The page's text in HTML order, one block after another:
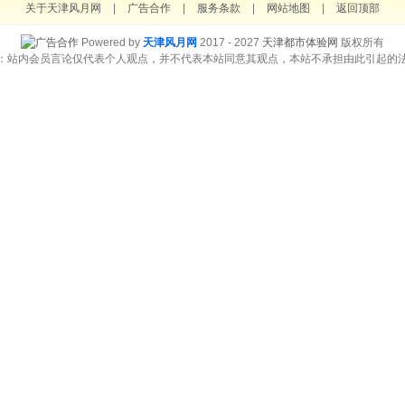
关于天津风月网 广告合作 服务条款 网站地图 返回顶部
Powered by 天津风月网 2017 - 2027 天津都市体验网 版权所有
站内会员言论仅代表个人观点，并不代表本站同意其观点，本站不承担由此引起的